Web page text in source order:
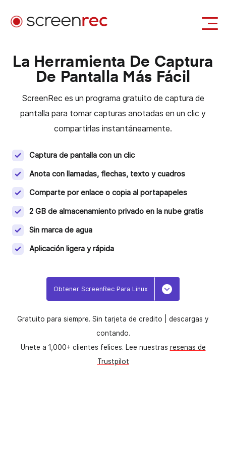
Iniciar Sesión Descargar Gratis
La Herramienta De Captura
De Pantalla Más Fácil
ScreenRec es un programa gratuito de captura de
pantalla para tomar capturas anotadas en un clic y
compartirlas instantáneamente.
Captura de pantalla con un clic
Anota con llamadas, flechas, texto y cuadros
Comparte por enlace o copia al portapapeles
2 GB de almacenamiento privado en la nube gratis
Sin marca de agua
Aplicación ligera y rápida
Obtener ScreenRec Para Linux
Toggle
Gratuito para siempre. Sin tarjeta de credito | descargas y
contando.
Unete a 1,000+ clientes felices. Lee nuestras resenas de
Trustpilot